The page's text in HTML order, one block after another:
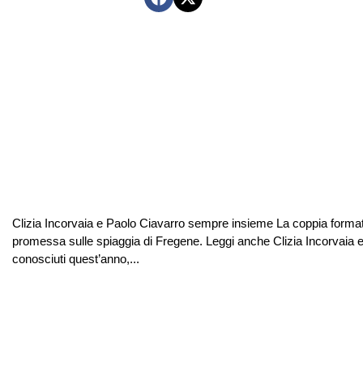
Clizia Incorvaia e Paolo Ciavarro sempre insieme La coppia
promessa sulle spiaggia di Fregene. Leggi anche Clizia Incorvaia
conosciuti quest’anno,...